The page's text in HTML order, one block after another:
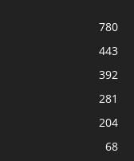
780
443
392
281
204
68